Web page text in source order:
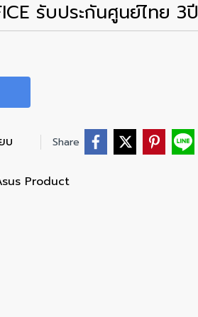
รับประกันศูนย์ไทย 3ปี
บ Share
Product